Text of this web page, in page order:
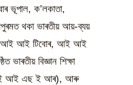
ভূপাল, ক’লকাতা,
থকা ভাৰতীয় আয়-ব্যয়
আই আই টিবোৰ, আই আই
বিজ্ঞান শিক্ষা
আই এছ ই আৰ), আৰু